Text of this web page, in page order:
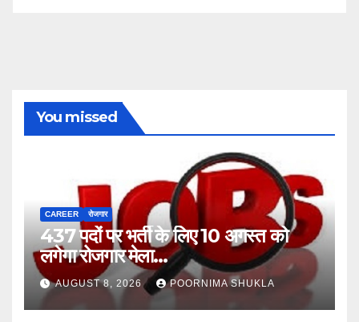
You missed
CAREER रोजगार
437 पदों पर भर्ती के लिए 10 अगस्त को
लगेगा रोजगार मेला…
AUGUST 8, 2026 POORNIMA SHUKLA